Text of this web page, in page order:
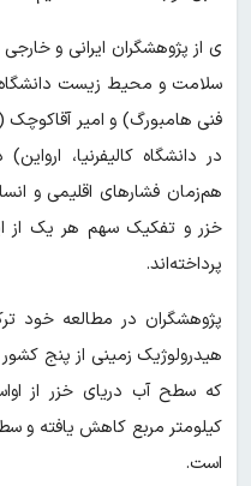
ی از پژوهشگران ایرانی و
سلامت و محیط زیست دانشگاه
فنی هامبورگ) و امیر
در دانشگاه کالیفرنیا،
هم‌زمان فشارهای اقلیمی و
خزر و تفکیک سهم هر یک از
پرداخته‌اند.
پژوهشگران در مطالعه خود
هیدرولوژیک زمینی از پنج کشور
کیلومتر مربع کاهش یافته و
است.